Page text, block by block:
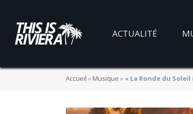
ACTUALITÉ
Accueil » Musique » « La Ronde du